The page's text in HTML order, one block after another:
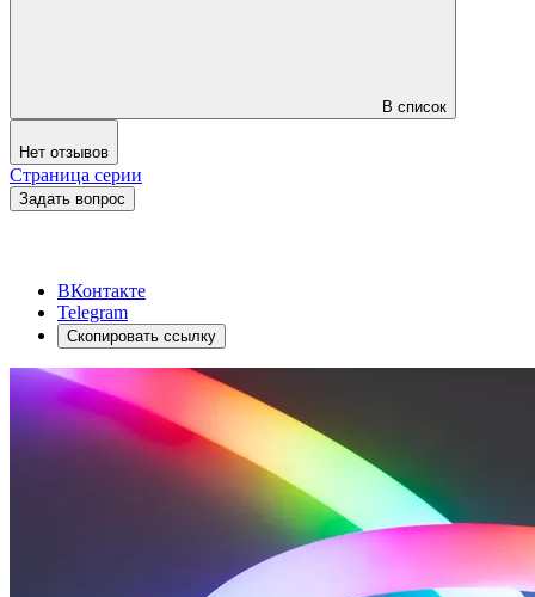
В список
Нет отзывов
Страница серии
Задать вопрос
ВКонтакте
Telegram
Скопировать ссылку